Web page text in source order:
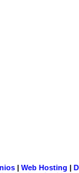
| Web Hosting |